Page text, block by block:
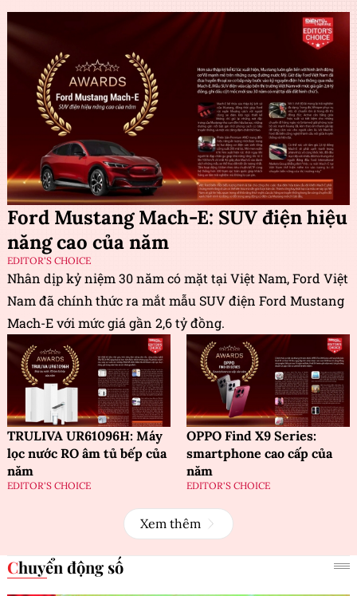
Ford Mustang Mach-E: SUV điện hiệu
năng cao của năm
EDITOR'S CHOICE
Nhân dịp kỷ niệm 30 năm có mặt tại Việt Nam, Ford Việt
Nam đã chính thức ra mắt mẫu SUV điện Ford Mustang
Mach-E với mức giá gần 2,6 tỷ đồng.
TRULIVA UR61096H: Máy
lọc nước RO âm tủ bếp của
năm
EDITOR'S CHOICE
OPPO Find X9 Series:
smartphone cao cấp của
năm
EDITOR'S CHOICE
Xem thêm
Chuyển động số